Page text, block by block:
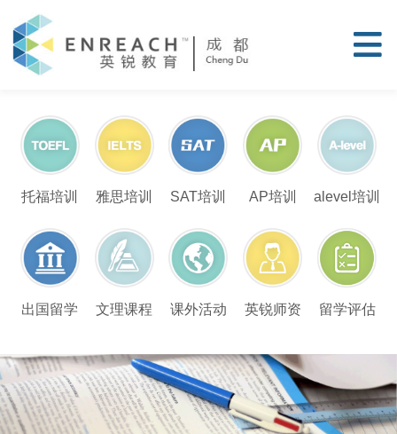
托福培训 雅思培训 SAT培训 AP培训 alevel培训
出国留学 文理课程 课外活动 英锐师资 留学评估